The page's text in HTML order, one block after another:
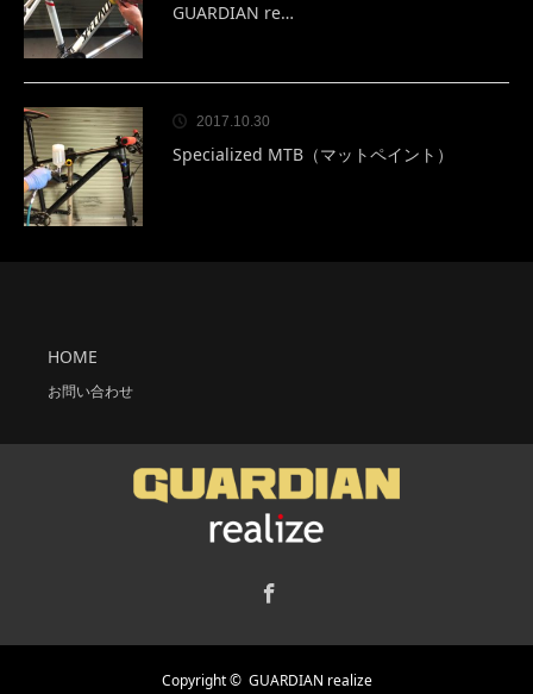
GUARDIAN re…
2017.10.30
Specialized MTB（マットペイント）
HOME
お問い合わせ
Copyright © GUARDIAN realize